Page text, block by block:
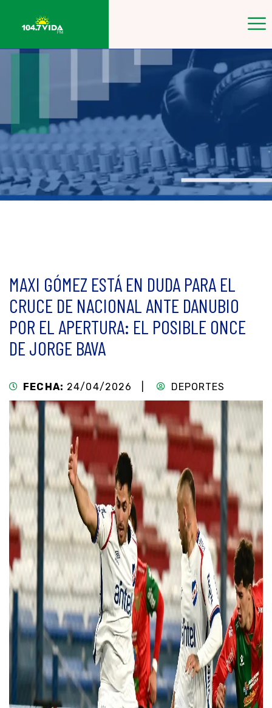
MAXI GÓMEZ ESTÁ EN DUDA PARA EL
CRUCE DE NACIONAL ANTE DANUBIO
POR EL APERTURA: EL POSIBLE ONCE
DE JORGE BAVA
FECHA: 24/04/2026 | DEPORTES